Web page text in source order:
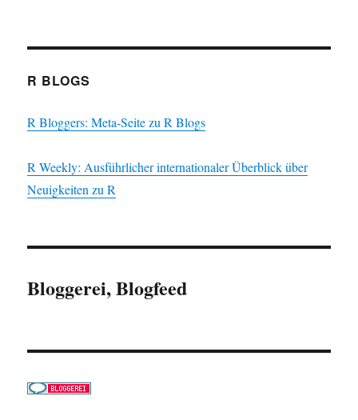
R BLOGS
R Bloggers: Meta-Seite zu R Blogs
R Weekly: Ausführlicher internationaler Überblick über
Neuigkeiten zu R
Bloggerei, Blogfeed